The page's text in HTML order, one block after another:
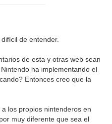
de entender.
de esta y otras web sean
ha implementando el
Entonces creo que la
los propios nintenderos en
muy diferente que sea el